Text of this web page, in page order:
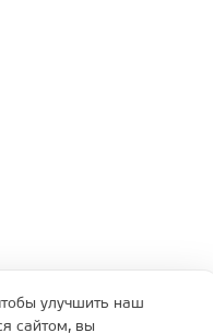
улучшить наш
сайтом, вы